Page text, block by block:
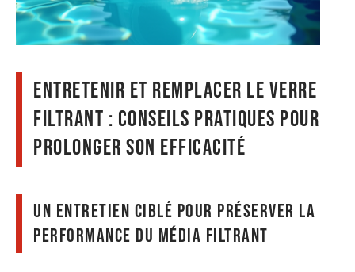
entretenir et remplacer le verre
filtrant : conseils pratiques pour
prolonger son efficacité
Un entretien ciblé pour préserver la
performance du média filtrant